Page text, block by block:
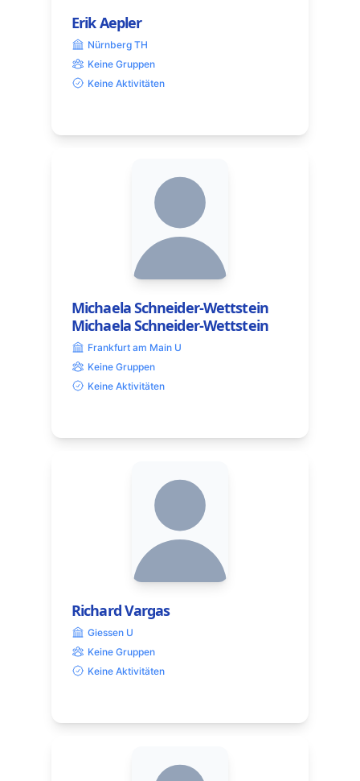
Erik Aepler
Nürnberg TH
Keine Gruppen
Keine Aktivitäten
Michaela Schneider-Wettstein
Michaela Schneider-Wettstein
Frankfurt am Main U
Keine Gruppen
Keine Aktivitäten
Richard Vargas
Giessen U
Keine Gruppen
Keine Aktivitäten